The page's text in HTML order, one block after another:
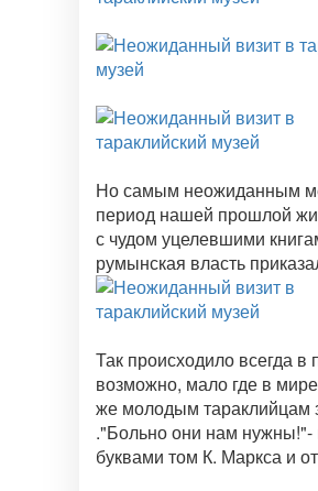
Но самым неожиданным
период нашей прошлой
с чудом уцелевшими
румынская власть
Так происходило всегда в
возможно, мало где в
же молодым тараклийцам
."Больно они нам нужны!"-
буквами том К. Маркса и